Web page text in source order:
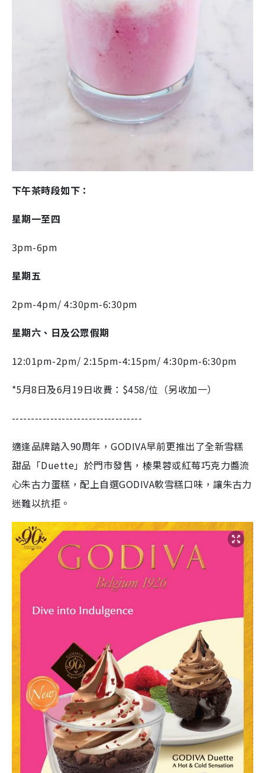
下午茶時段如下：
星期一至四
3pm-6pm
星期五
2pm-4pm/ 4:30pm-6:30pm
星期六、日及公眾假期
12:01pm-2pm/ 2:15pm-4:15pm/ 4:30pm-6:30pm
*5月8日及6月19日收費：$458/位（另收加一）
----------------------------------
適逢品牌踏入90周年，GODIVA早前更推出了全新雪糕
甜品「Duette」於門市發售，榛果蓉或紅莓巧克力醬流
心朱古力蛋糕，配上自選GODIVA軟雪糕口味，讓朱古力
迷難以抗拒。